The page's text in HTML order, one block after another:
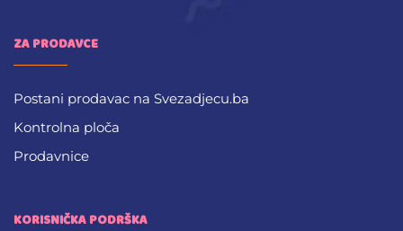
ZA PRODAVCE
Postani prodavac na Svezadjecu.ba
Kontrolna ploča
Prodavnice
KORISNIČKA PODRŠKA